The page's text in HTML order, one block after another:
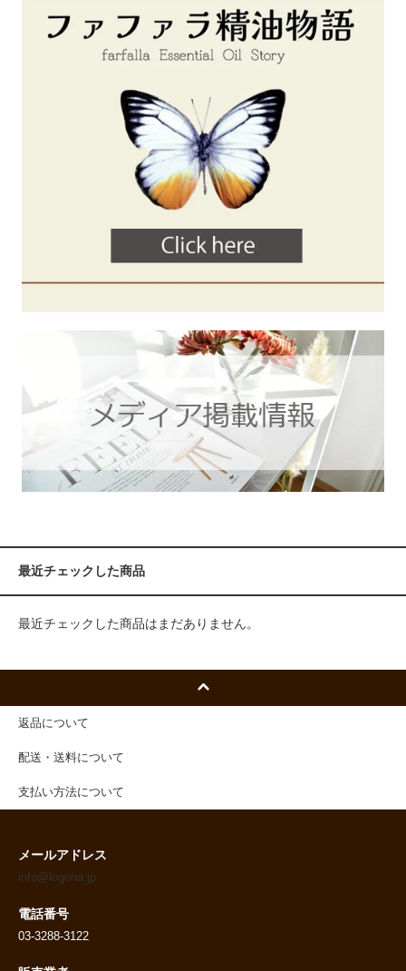
最近チェックした商品
最近チェックした商品はまだありません。
返品について
配送・送料について
支払い方法について
メールアドレス
info@logona.jp
電話番号
03-3288-3122